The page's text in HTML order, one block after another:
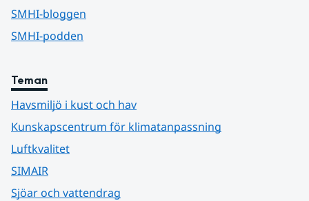
SMHI-bloggen
SMHI-podden
Teman
Havsmiljö i kust och hav
Kunskapscentrum för klimatanpassning
Luftkvalitet
SIMAIR
Sjöar och vattendrag